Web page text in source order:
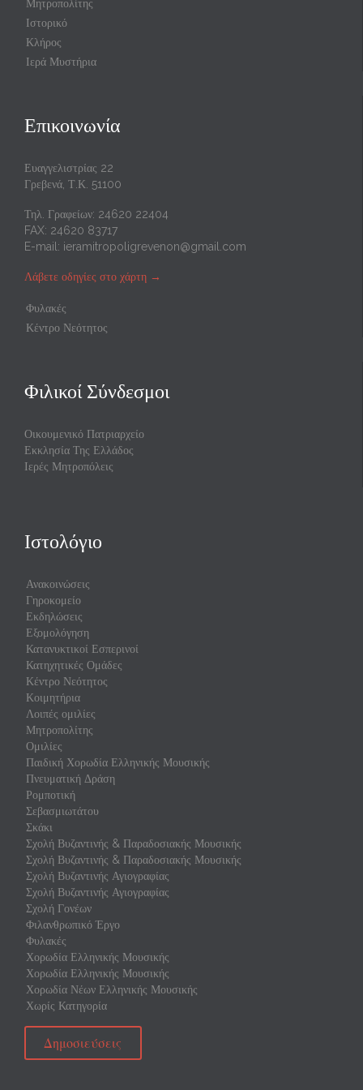
Μητροπολίτης
Ιστορικό
Κλήρος
Ιερά Μυστήρια
Επικοινωνία
Ευαγγελιστρίας 22
Γρεβενά, Τ.Κ. 51100
Τηλ. Γραφείων: 24620 22404
FAX: 24620 83717
E-mail: ieramitropoligrevenon@gmail.com
Λάβετε οδηγίες στο χάρτη →
Φυλακές
Κέντρο Νεότητος
Φιλικοί Σύνδεσμοι
Οικουμενικό Πατριαρχείο
Εκκλησία Της Ελλάδος
Ιερές Μητροπόλεις
Ιστολόγιο
Ανακοινώσεις
Γηροκομείο
Εκδηλώσεις
Εξομολόγηση
Κατανυκτικοί Εσπερινοί
Κατηχητικές Ομάδες
Κέντρο Νεότητος
Κοιμητήρια
Λοιπές ομιλίες
Μητροπολίτης
Ομιλίες
Παιδική Χορωδία Ελληνικής Μουσικής
Πνευματική Δράση
Ρομποτική
Σεβασμιωτάτου
Σκάκι
Σχολή Βυζαντινής & Παραδοσιακής Μουσικής
Σχολή Βυζαντινής & Παραδοσιακής Μουσικής
Σχολή Βυζαντινής Αγιογραφίας
Σχολή Βυζαντινής Αγιογραφίας
Σχολή Γονέων
Φιλανθρωπικό Έργο
Φυλακές
Χορωδία Ελληνικής Μουσικής
Χορωδία Ελληνικής Μουσικής
Χορωδία Νέων Ελληνικής Μουσικής
Χωρίς Κατηγορία
Δημοσιεύσεις